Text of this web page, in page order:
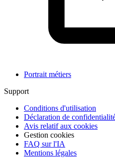
Portrait métiers
Support
Conditions d'utilisation
Déclaration de
Avis relatif aux cookies
Gestion cookies
FAQ sur l'IA
Mentions légales